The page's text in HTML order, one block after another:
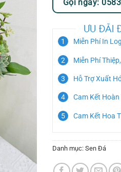
Gọi ngay:
ƯU ĐÃI
Miễn Phí In
Miễn Phí
Hỗ Trợ Xuất
Cam Kết
Cam Kết Hoa
Danh mục: Sen Đá